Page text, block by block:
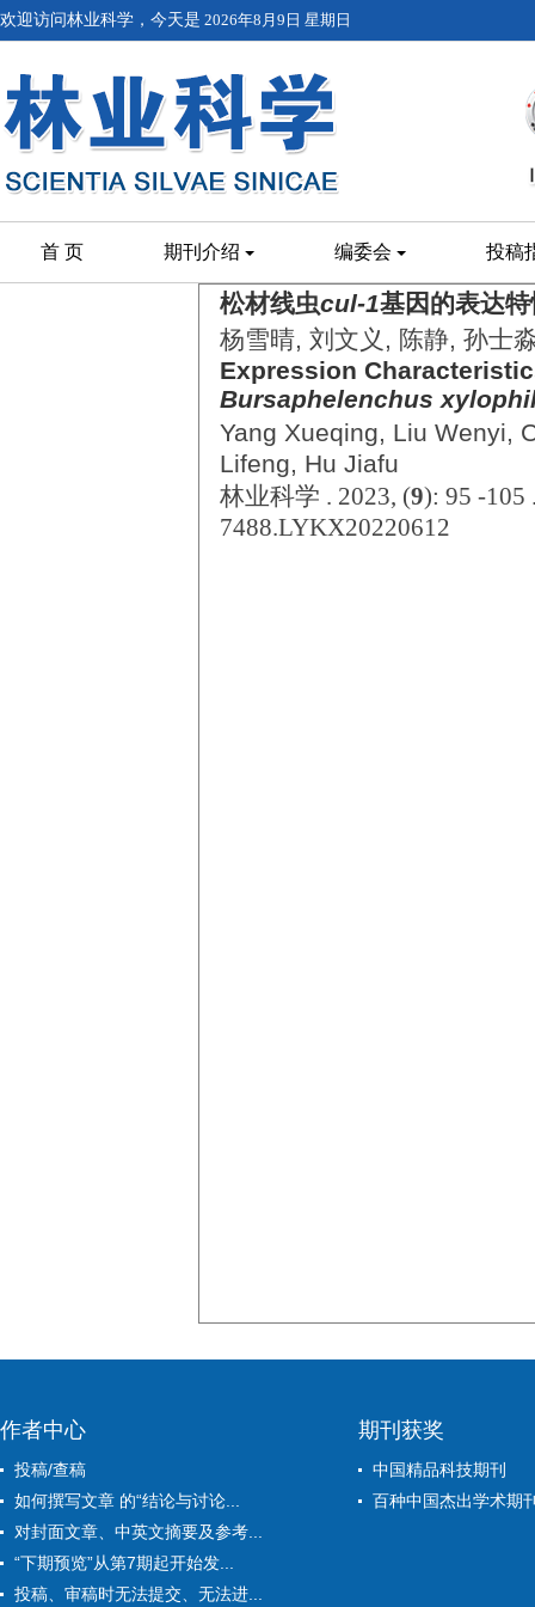
欢迎访问林业科学，今天是 2026年8月9日 星期日
首 页 期刊介绍 编委会 投稿
松材线虫cul-1基因的表达
杨雪晴, 刘文义, 陈静, 孙士
Expression
Bursaphelenchus
Yang Xueqing, Liu Wenyi,
Lifeng, Hu Jiafu
林业科学 . 2023, (9): 95 -105
7488.LYKX20220612
作者中心
投稿/查稿
如何撰写文章 的“结论与讨论...
对封面文章、中英文摘要及参考...
“下期预览”从第7期起开始发...
投稿、审稿时无法提交、无法进...
期刊获奖
中国精品科技期刊
百种中国杰出学术期